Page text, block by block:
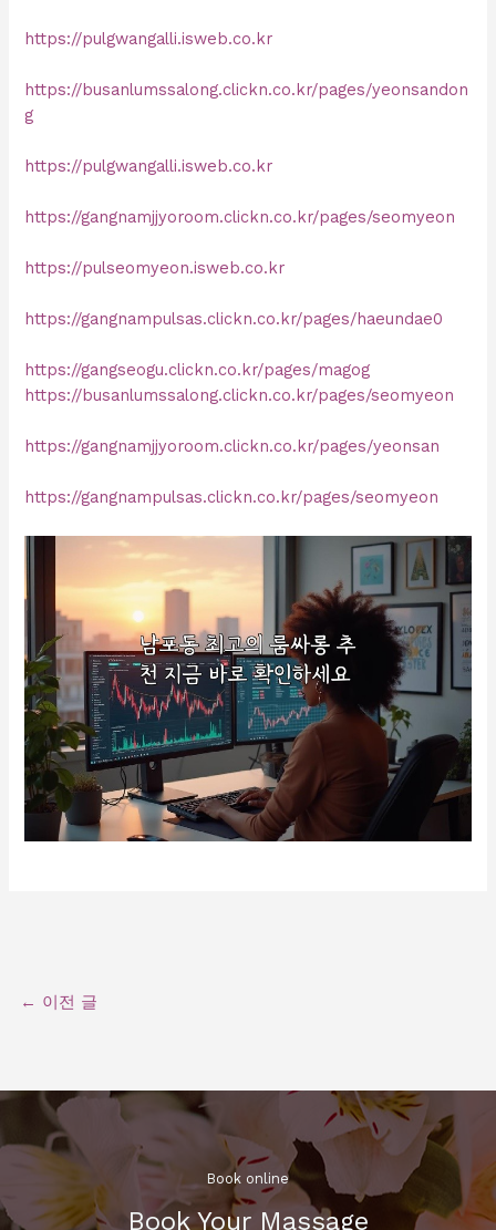
https://pulgwangalli.isweb.co.kr
https://busanlumssalong.clickn.co.kr/pages/yeonsandon
g
https://pulgwangalli.isweb.co.kr
https://gangnamjjyoroom.clickn.co.kr/pages/seomyeon
https://pulseomyeon.isweb.co.kr
https://gangnampulsas.clickn.co.kr/pages/haeundae0
https://gangseogu.clickn.co.kr/pages/magog
https://busanlumssalong.clickn.co.kr/pages/seomyeon
https://gangnamjjyoroom.clickn.co.kr/pages/yeonsan
https://gangnampulsas.clickn.co.kr/pages/seomyeon
← 이전 글
Book online​
Book Your Massage​